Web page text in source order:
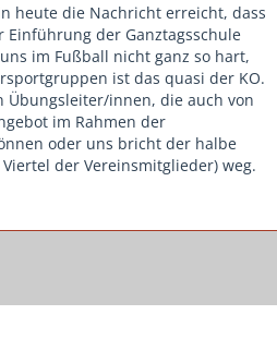
heute die Nachricht erreicht, dass
Einführung der Ganztagsschule
im Fußball nicht ganz so hart,
ist das quasi der KO.
Übungsleiter/innen, die auch von
im Rahmen der
oder uns bricht der halbe
der Vereinsmitglieder) weg.